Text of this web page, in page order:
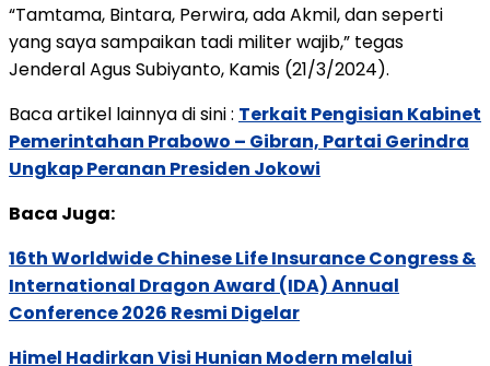
“Tamtama, Bintara, Perwira, ada Akmil, dan seperti
yang saya sampaikan tadi militer wajib,” tegas
Jenderal Agus Subiyanto, Kamis (21/3/2024).
Baca artikel lainnya di sini : Terkait Pengisian Kabinet
Pemerintahan Prabowo – Gibran, Partai Gerindra
Ungkap Peranan Presiden Jokowi
Baca Juga:
16th Worldwide Chinese Life Insurance Congress &
International Dragon Award (IDA) Annual
Conference 2026 Resmi Digelar
Himel Hadirkan Visi Hunian Modern melalui